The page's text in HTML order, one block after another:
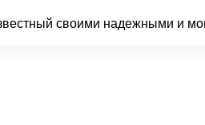
своими надежными и